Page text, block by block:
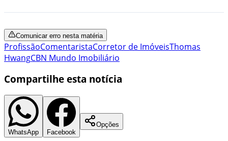
Comunicar erro nesta matéria
ProfissãoComentaristaCorretor de ImóveisThomas
HwangCBN Mundo Imobiliário
Compartilhe esta notícia
WhatsApp Facebook
Opções